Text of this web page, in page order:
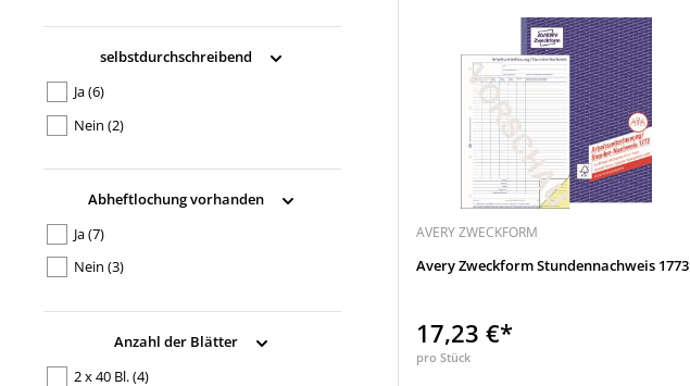
selbstdurchschreibend
Ja(6)
Nein (2)
Abheftlochung vorhanden
Ja(7)
Nein (3)
Anzahl der Blätter
2 x 40 Bl.(4)
AVERY ZWECKFORM
Avery Zweckform Stundennachweis 1773
17,23 €*
pro Stück